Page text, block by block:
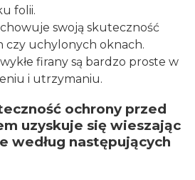
folii.
swoją skuteczność
czy uchylonych oknach.
firany są bardzo proste w
i utrzymaniu.
ochrony przed
uzyskuje się wieszając
według następujących